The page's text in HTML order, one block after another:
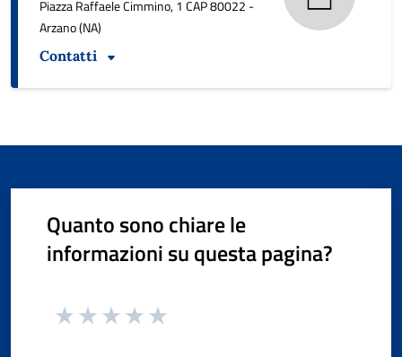
Piazza Raffaele Cimmino, 1 CAP 80022 -
Arzano (NA)
Contatti
Quanto sono chiare le
informazioni su questa pagina?